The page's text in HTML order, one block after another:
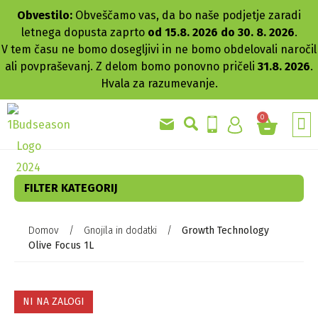
Obvestilo: Obveščamo vas, da bo naše podjetje zaradi
letnega dopusta zaprto od 15.8. 2026 do 30. 8. 2026.
V tem času ne bomo dosegljivi in ne bomo obdelovali naročil
ali povpraševanj. Z delom bomo ponovno pričeli 31.8. 2026.
Hvala za razumevanje.
0
FILTER KATEGORIJ
Domov / Gnojila in dodatki /
Growth Technology
Olive Focus 1L
NI NA ZALOGI